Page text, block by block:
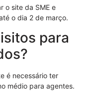
o site da SME e
o dia 2 de março.
para
é necessário ter
médio para agentes.